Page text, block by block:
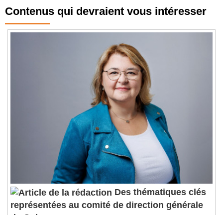
Contenus qui devraient vous intéresser
Des thématiques clés
représentées au comité de direction générale